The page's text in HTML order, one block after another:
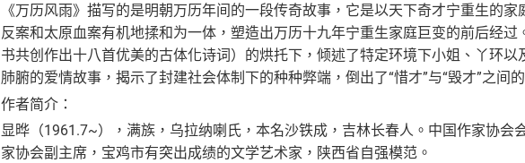
《万历风雨》描写的是明朝万历年间的一段传奇故事，它是以天下奇才宁重生的
反案和太原血案有机地揉和为一体，塑造出万历十九年宁重生家庭巨变的前后经
书共创作出十八首优美的古体化诗词）的烘托下，倾述了特定环境下小姐、丫环
肺腑的爱情故事，揭示了封建社会体制下的种种弊端，倒出了“惜才”与“毁才”之间
作者简介：
显晔（1961.7~），满族，乌拉纳喇氏，本名沙铁成，吉林长春人。中国作家协
家协会副主席，宝鸡市有突出成绩的文学艺术家，陕西省自强模范。